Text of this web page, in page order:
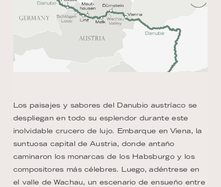
Los paisajes y sabores del Danubio austríaco se
despliegan en todo su esplendor durante este
inolvidable crucero de lujo. Embarque en Viena, la
suntuosa capital de Austria, donde antaño
caminaron los monarcas de los Habsburgo y los
compositores más célebres. Luego, adéntrese en
el valle de Wachau, un escenario de ensueño entre